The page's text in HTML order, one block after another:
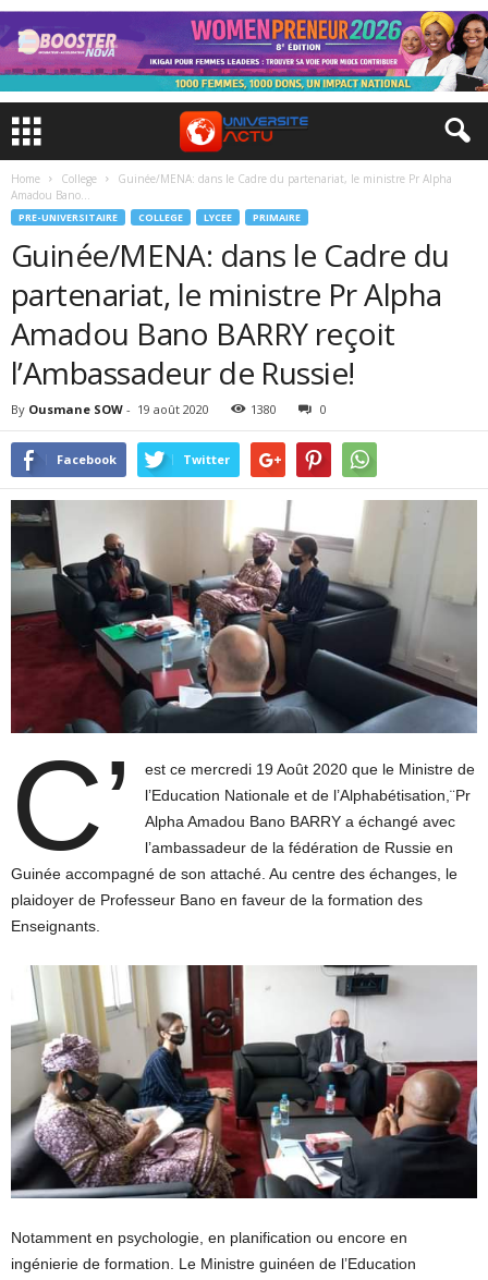
Home College
Guinée/MENA: dans le Cadre du partenariat, le ministre Pr Alpha
Amadou Bano...
PRE-UNIVERSITAIRE COLLEGE LYCEE PRIMAIRE
Guinée/MENA: dans le Cadre du
partenariat, le ministre Pr Alpha
Amadou Bano BARRY reçoit
l’Ambassadeur de Russie!
By Ousmane SOW - 19 août 2020 1380 0
Facebook Twitter
C’
est ce mercredi 19 Août 2020 que le Ministre de
l’Education Nationale et de l’Alphabétisation,¨Pr
Alpha Amadou Bano BARRY a échangé avec
l’ambassadeur de la fédération de Russie en
Guinée accompagné de son attaché. Au centre des échanges, le
plaidoyer de Professeur Bano en faveur de la formation des
Enseignants.
Notamment en psychologie, en planification ou encore en
ingénierie de formation. Le Ministre guinéen de l’Education